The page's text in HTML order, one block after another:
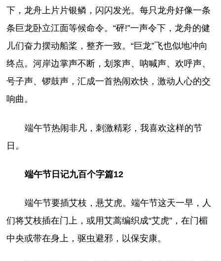
下，龙舟上片片银鳞，闪闪发光。每只龙舟好像一条
条巨龙卧立江面等候命令。“砰!”一声令下，龙舟的健
儿们奋力摆动船桨，整齐一致。“巨龙”飞也似地冲向
终点。河岸边掌声不断，划浆声、呐喊声、欢呼声、
号子声、锣鼓声，汇成一首热闹欢快，激动人心的交
响曲。
端午节热闹非凡，刺激精彩，我喜欢这样的节
日。
端午节日记九百个字篇12
端午节要插艾枝，悬艾虎。端午节这天一早，人
们将艾枝插在门上，或用艾蒿编织成“艾虎”，在门楣
中央或带在身上，驱虫避邪，以保安康。